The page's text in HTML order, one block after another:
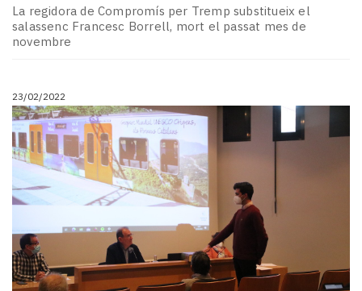
La regidora de Compromís per Tremp substitueix el
salassenc Francesc Borrell, mort el passat mes de
novembre
23/02/2022